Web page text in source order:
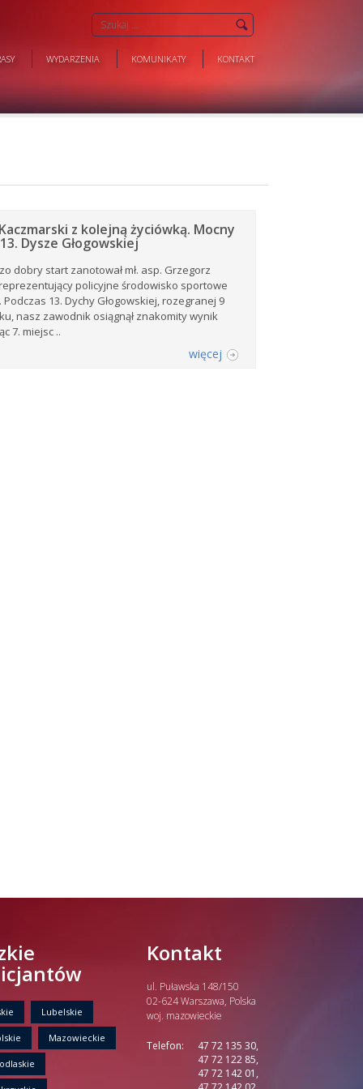
WYDARZENIA KOMUNIKATY KONTAKT
z kolejną życiówką. Mocny
Dysze Głogowskiej
dobry start zanotował mł. asp. Grzegorz
policyjne środowisko sportowe
13. Dychy Głogowskiej, rozegranej 9
nasz zawodnik osiągnął znakomity wynik
7. miejsc ..
więcej
Lubelskie
Mazowieckie
Kontakt
ul. Puławska 148/150
02-624 Warszawa, Polska
woj. mazowieckie
Telefon:
47 72 135 30,
47 72 122 85,
47 72 142 01,